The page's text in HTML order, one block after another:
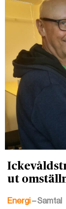
ut
Energi– Samtal